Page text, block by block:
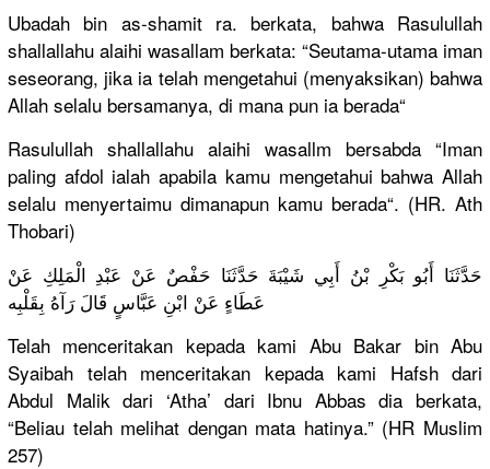
Ubadah bin as-shamit ra. berkata, bahwa Rasulullah
shallallahu alaihi wasallam berkata: “Seutama-utama iman
seseorang, jika ia telah mengetahui (menyaksikan) bahwa
Allah selalu bersamanya, di mana pun ia berada“
Rasulullah shallallahu alaihi wasallm bersabda “Iman
paling afdol ialah apabila kamu mengetahui bahwa Allah
selalu menyertaimu dimanapun kamu berada“. (HR. Ath
Thobari)
حَدَّثَنَا أَبُو بَكْرِ بْنُ أَبِي شَيْبَةَ حَدَّثَنَا حَفْصٌ عَنْ عَبْدِ الْمَلِكِ عَنْ
عَطَاءٍ عَنْ ابْنِ عَبَّاسٍ قَالَ رَآهُ بِقَلْبِه
Telah menceritakan kepada kami Abu Bakar bin Abu
Syaibah telah menceritakan kepada kami Hafsh dari
Abdul Malik dari ‘Atha’ dari Ibnu Abbas dia berkata,
“Beliau telah melihat dengan mata hatinya.” (HR Muslim
257)